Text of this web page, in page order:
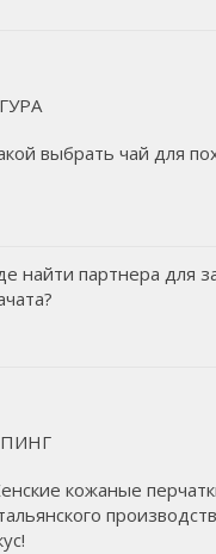
выбрать чай для
найти партнера для
кожаные